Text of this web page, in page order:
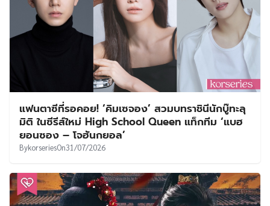
แฟนตาซีที่รอคอย! ‘คิมเซจอง’ สวมบทราชินีนักบู๊ทะลุ
มิติ ในซีรีส์ใหม่ High School Queen แท็กทีม ‘แบฮ
ยอนซอง – โจฮันกยอล’
BykorseriesOn31/07/2026